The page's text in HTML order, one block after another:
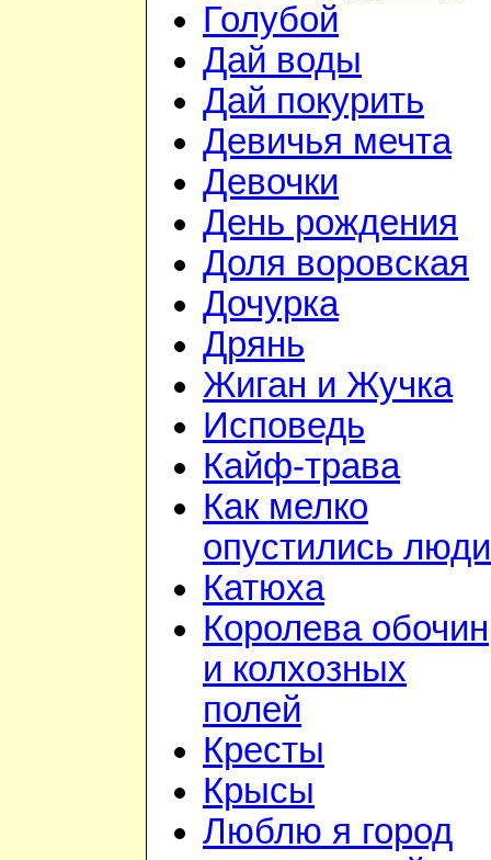
Голубой
Дай воды
Дай покурить
Девичья мечта
Девочки
День рождения
Доля воровская
Дочурка
Дрянь
Жиган и Жучка
Исповедь
Кайф-трава
Как мелко
опустились люди
Катюха
Королева обочин
и колхозных
полей
Кресты
Крысы
Люблю я город